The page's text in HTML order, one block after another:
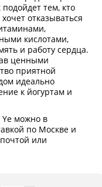
тем, кто
отказываться
кислотами,
и работу сердца.
ценными
приятной
идеально
к йогуртам и
Ye можно в
по Москве и
или